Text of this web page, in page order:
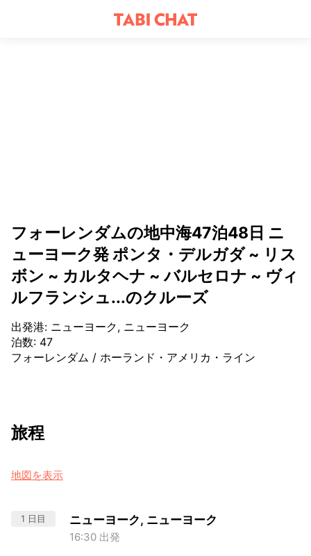
フォーレンダムの地中海47泊48日 ニ
ューヨーク発 ポンタ・デルガダ ~ リス
ボン ~ カルタヘナ ~ バルセロナ ~ ヴィ
ルフランシュ...のクルーズ
出発港: ニューヨーク, ニューヨーク
泊数: 47
フォーレンダム / ホーランド・アメリカ・ライン
旅程
地図を表示
1 日目 ニューヨーク, ニューヨーク
16:30 出発